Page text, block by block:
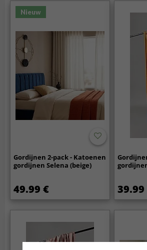
Nieuw
Gordijnen 2-pack - Katoenen
gordijnen Selena (beige)
49.99 € 39.99